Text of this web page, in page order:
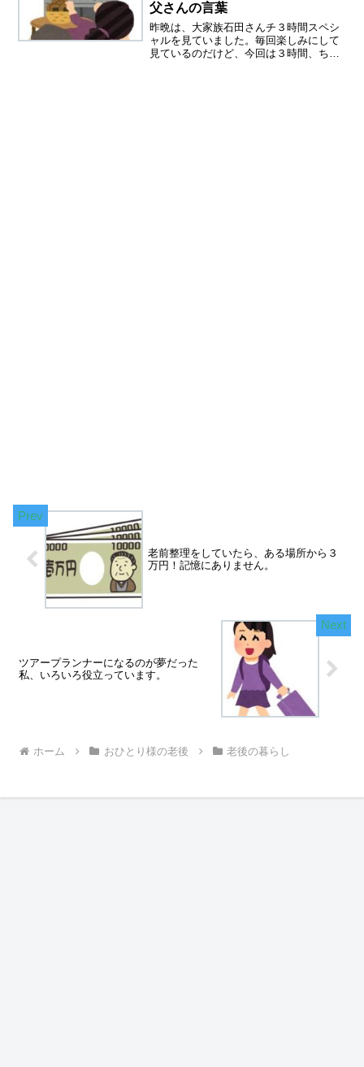
父さんの言葉
昨晩は、大家族石田さんチ３時間スペシ
ャルを見ていました。毎回楽しみにして
見ているのだけど、今回は３時間、ちょ
老前整理をしていたら、ある場所から３
万円！記憶にありません。
ツアープランナーになるのが夢だった
私、いろいろ役立っています。
ホーム おひとり様の老後 老後の暮らし